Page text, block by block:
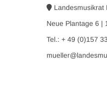
Landesmusikrat
Neue Plantage 6 |
Tel.: + 49 (0)157